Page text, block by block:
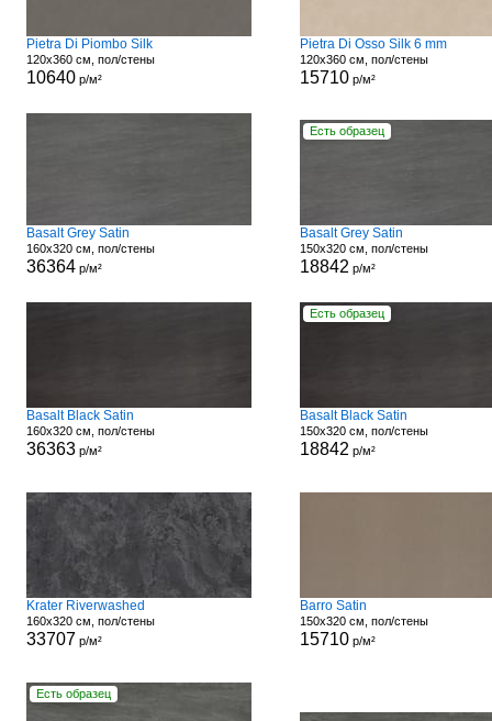
Pietra Di Piombo Silk
120x360 см, пол/стены
10640р/м²
Pietra Di Osso Silk 6 mm
120x360 см, пол/стены
15710р/м²
Basalt Grey Satin
160x320 см, пол/стены
36364р/м²
Есть образец
Basalt Grey Satin
150x320 см, пол/стены
18842 р/м²
Basalt Black Satin
160x320 см, пол/стены
36363р/м²
Есть образец
Basalt Black Satin
150x320 см, пол/стены
18842 р/м²
Krater Riverwashed
160x320 см, пол/стены
33707 р/м²
Barro Satin
150x320 см, пол/стены
15710р/м²
Есть образец